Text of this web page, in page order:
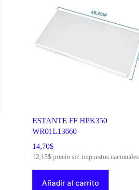
ESTANTE FF HPK350
WR01L13660
14,70$
12,15$precio sin impuestos nacionales
Añadir al carrito